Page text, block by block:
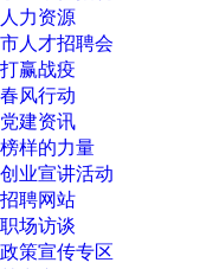
人力资源
市人才招聘会
打赢战疫
春风行动
党建资讯
榜样的力量
创业宣讲活动
招聘网站
职场访谈
政策宣传专区